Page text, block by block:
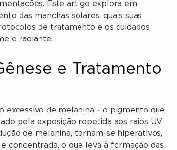
Este artigo explora em
das manchas solares, quais suas
de tratamento e os cuidados
e radiante.
e Tratamento
excessivo de melanina – o pigmento que
pela exposição repetida aos raios UV.
de melanina, tornam-se hiperativos,
concentrada, o que leva à formação das